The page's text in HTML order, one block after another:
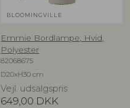
BLOOMINGVILLE
Emmie Bordlampe, Hvid,
Polyester
82068675
D20xH30 cm
Vejl. udsalgspris
649,00 DKK